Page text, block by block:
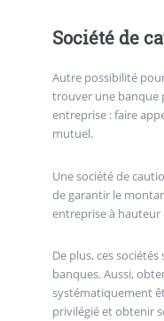
Société de
Autre possibilité
trouver une banque
entreprise : faire
mutuel.
Une société de
de garantir le
entreprise à hauteur
De plus, ces
banques. Aussi,
systématiquement
privilégié et obtenir